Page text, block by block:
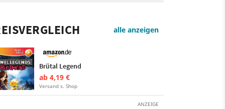
alle anzeigen
Brütal Legend
ab 4,19 €
Versand s. Shop
ANZEIGE